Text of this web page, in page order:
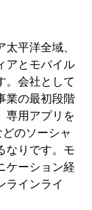
平洋全域、
アとモバイル
。会社として
業の最初段階
専用アプリを
どのソーシャ
なりです。モ
ケーション経
ラインライ